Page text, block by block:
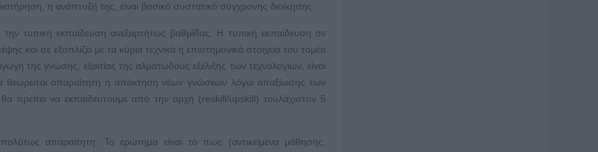
η ανάπτυξή της, είναι βασικό συστατικό σύγχρονης διοίκησης.
τυπική εκπαίδευση ανεξαρτήτως βαθμίδας. Η τυπική εκπαίδευση σε
και σε εξοπλίζει με τα κύρια τεχνικά ή επιστημονικά στοιχεία του τομέα
της γνώσης, εξαιτίας της αλματώδους εξέλιξης των τεχνολογιών, είναι
απαραίτητη η απόκτηση νέων γνώσεων λόγω απαξίωσης των
πρέπει να εκπαιδευτούμε από την αρχή (reskill/upskill) τουλάχιστον 5
απαραίτητη. Το ερώτημα είναι το πώς (αντικείμενα μάθησης,